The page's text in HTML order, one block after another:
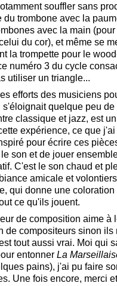
souffler sans
du trombone avec la
avec la main
du cor), et même se
la trompette pour le
numéro 3 du cycle
utiliser un triangle...
efforts des musiciens
quelque peu de
classique et jazz, est
expérience, ce que
pour écrire ces
son et de jouer
C'est le son chaud et
amicale et
qui donne une
ce qu'ils jouent.
de composition aime à
de compositeurs sinon ils
tout aussi vrai. Moi qui
entonner La
pains), j'ai pu faire
Une fois encore, merci